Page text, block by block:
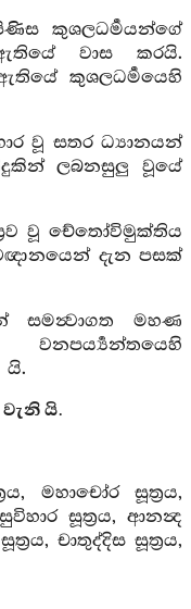
කුශලධර්‍මයන්ගේ
වාස කරයි.
කුශලධර්‍මයෙහි
වූ සතර ධ්‍යානයන්
ලබනසුලු වූයේ
වූ චේතෝවිමුක්තිය
දැන පසක්
මහණ
යි.
වැනි යි.
මහාචෝර සූත්‍රය,
සූත්‍රය, ආනන්‍ද
චාතුද්දිස සූත්‍රය,